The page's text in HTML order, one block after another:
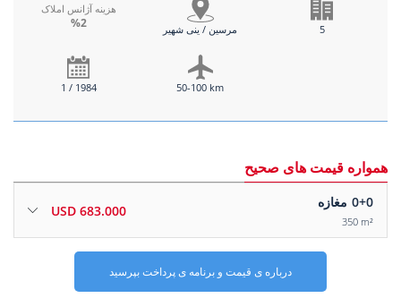
هزینه آژانس املاک
%2 مرسین / ینی شهیر 5
1 / 1984 50-100 km
همواره قیمت های صحیح
0+0 مغازه
350 m²
683.000 USD
درباره ی قیمت و برنامه ی پرداخت بپرسید